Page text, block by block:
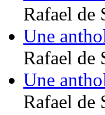
Rafael de
Une
Rafael de
Une
Rafael de